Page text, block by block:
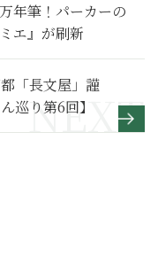
年筆！パーカーの
エ』が刷新
「長文屋」謹
巡り第6回】